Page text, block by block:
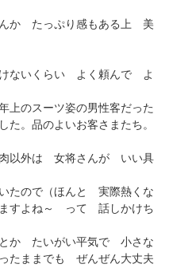
か たっぷり感もある上 美
ないくらい よく頼んで よ
のスーツ姿の男性客だった
。品のよいお客さまたち。
以外は 女将さんが いい具
たので（ほんと 実際熱くな
ますよね～ って 話しかけち
か たいがい平気で 小さな
たままでも ぜんぜん大丈夫